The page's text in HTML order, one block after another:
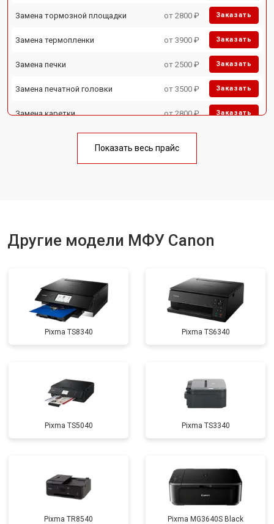
Замена тормозной площадки от 2800 ₽ Заказать
Замена термопленки от 3900 ₽ Заказать
Замена печки от 2500 ₽ Заказать
Замена печатной головки от 3500 ₽ Заказать
Замена каретки от 2800 ₽ Заказать
Замена блока питания от 2500 ₽
Показать весь прайс
Другие модели МФУ Canon
Pixma TS8340 Pixma TS6340
Pixma TS5040 Pixma TS3340
Pixma TR8540 Pixma MG3640S Black